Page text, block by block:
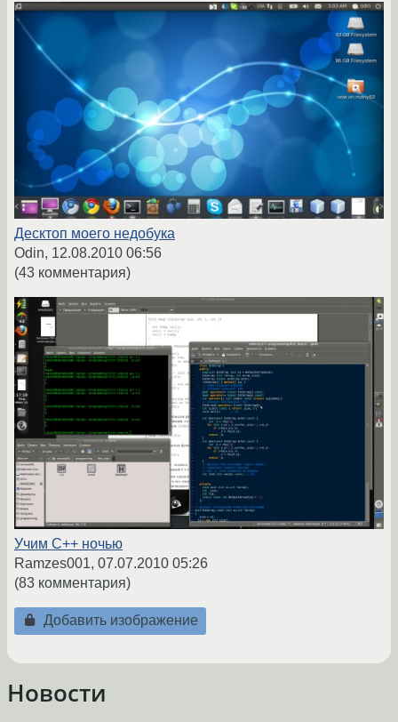
Десктоп моего недобука
Odin, 12.08.2010 06:56
(43 комментария)
Учим C++ ночью
Ramzes001, 07.07.2010 05:26
(83 комментария)
Добавить изображение
Новости